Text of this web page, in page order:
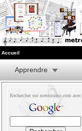
Accueil
Apprendre
Rechercher sur metronimo.com avec